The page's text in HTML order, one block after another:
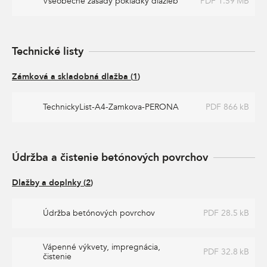
Technické listy
Zámková a skladobná dlažba (1)
TechnickyList-A4-Zamkova-PERONA PDF 866 kB
Údržba a čistenie betónových povrchov
Dlažby a doplnky (2)
Údržba betónových povrchov PDF 28.5 kB
Vápenné výkvety, impregnácia,
čistenie
PDF 32.8 kB